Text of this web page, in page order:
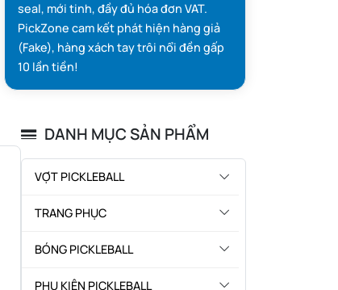
seal, mới tinh, đầy đủ hóa đơn VAT.
PickZone cam kết phát hiện hàng giả
(Fake), hàng xách tay trôi nổi đền gấp
10 lần tiền!
DANH MỤC SẢN PHẨM
VỢT PICKLEBALL
TRANG PHỤC
BÓNG PICKLEBALL
PHỤ KIỆN PICKLEBALL